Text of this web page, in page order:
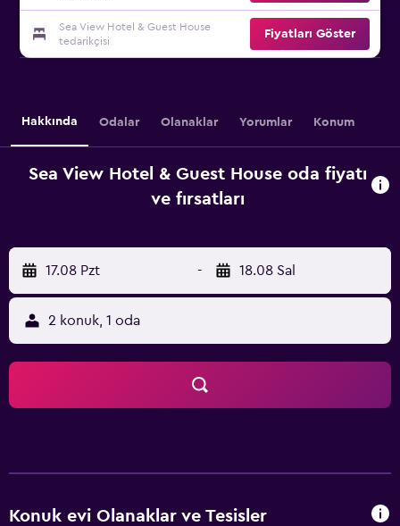
Sea View Hotel & Guest House
tedarikçisi
Fiyatları Göster
Hakkında Odalar Olanaklar Yorumlar Konum
Sea View Hotel & Guest House oda fiyatı
ve fırsatları
17.08 Pzt - 18.08 Sal
2 konuk, 1 oda
Konuk evi Olanaklar ve Tesisler